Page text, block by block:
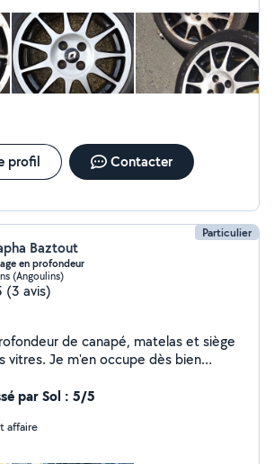
profil Contacter
Particulier
Baztout
en profondeur
(Angoulins)
(3 avis)
de canapé, matelas et siège
vitres. Je m'en occupe dès bien
par Sol : 5/5
affaire